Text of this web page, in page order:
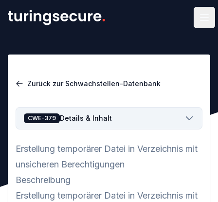
Zurück zur Schwachstellen-Datenbank
CWE-379 Details & Inhalt
Erstellung temporärer Datei in Verzeichnis mit
unsicheren Berechtigungen
Beschreibung
Erstellung temporärer Datei in Verzeichnis mit